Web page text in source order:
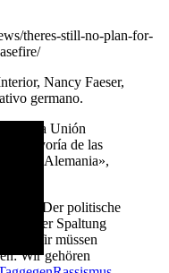
theres-still-no-plan-for-
Nancy Faeser,
germano.
de la Unión
la mayoría de las
en Alemania»,
Der politische
der Spaltung
Wir müssen
Wir gehören